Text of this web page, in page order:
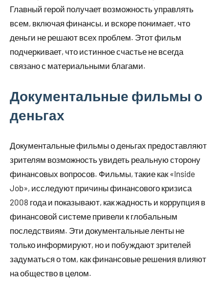
Главный герой получает возможность управлять
всем, включая финансы, и вскоре понимает, что
деньги не решают всех проблем. Этот фильм
подчеркивает, что истинное счастье не всегда
связано с материальными благами.
Документальные фильмы о
деньгах
Документальные фильмы о деньгах предоставляют
зрителям возможность увидеть реальную сторону
финансовых вопросов. Фильмы, такие как «Inside
Job», исследуют причины финансового кризиса
2008 года и показывают, как жадность и коррупция в
финансовой системе привели к глобальным
последствиям. Эти документальные ленты не
только информируют, но и побуждают зрителей
задуматься о том, как финансовые решения влияют
на общество в целом.